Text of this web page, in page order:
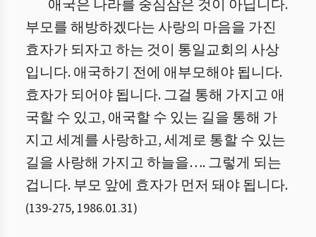
애국은 나라를 중심삼은 것이 아닙니다.
부모를 해방하겠다는 사랑의 마음을 가진
효자가 되자고 하는 것이 통일교회의 사상
입니다. 애국하기 전에 애부모해야 됩니다.
효자가 되어야 됩니다. 그걸 통해 가지고 애
국할 수 있고, 애국할 수 있는 길을 통해 가
지고 세계를 사랑하고, 세계로 통할 수 있는
길을 사랑해 가지고 하늘을…. 그렇게 되는
겁니다. 부모 앞에 효자가 먼저 돼야 됩니다.
(139-275, 1986.01.31)